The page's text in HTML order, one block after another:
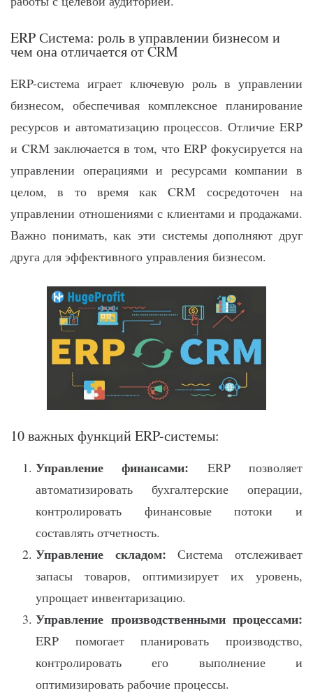
ERP Система: роль в управлении бизнесом и
чем она отличается от CRM
ERP-система играет ключевую роль в управлении
бизнесом, обеспечивая комплексное планирование
ресурсов и автоматизацию процессов. Отличие ERP
и CRM заключается в том, что ERP фокусируется на
управлении операциями и ресурсами компании в
целом, в то время как CRM сосредоточен на
управлении отношениями с клиентами и продажами.
Важно понимать, как эти системы дополняют друг
друга для эффективного управления бизнесом.
10 важных функций ERP-системы:
Управление финансами: ERP позволяет
автоматизировать бухгалтерские операции,
контролировать финансовые потоки и
составлять отчетность.
Управление складом: Система отслеживает
запасы товаров, оптимизирует их уровень,
упрощает инвентаризацию.
Управление производственными процессами:
ERP помогает планировать производство,
контролировать его выполнение и
оптимизировать рабочие процессы.